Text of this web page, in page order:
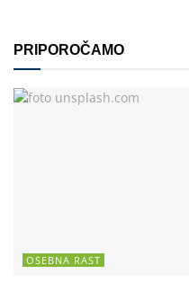
PRIPOROČAMO
OSEBNA RAST